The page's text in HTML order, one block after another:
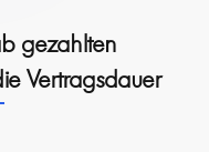
gezahlten
Vertragsdauer